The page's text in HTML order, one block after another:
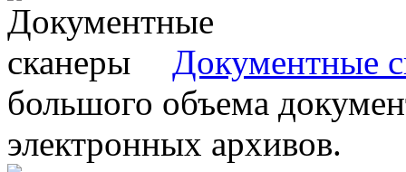
Документные
большого объема
электронных архивов.